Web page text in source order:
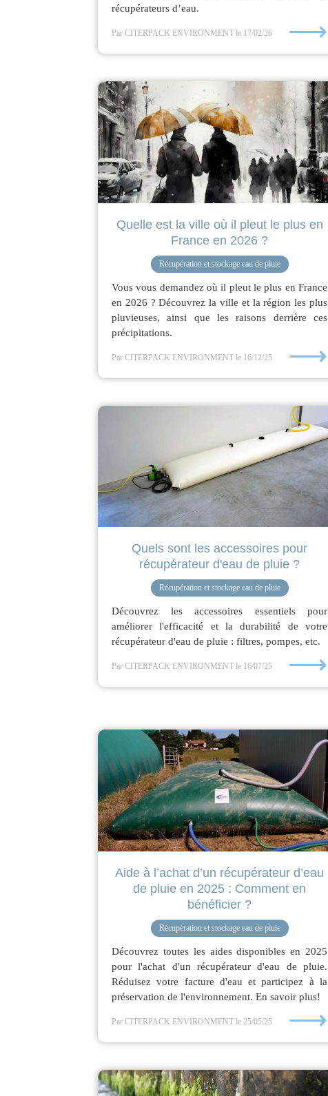
récupérateurs d’eau.
Par CITERPACK ENVIRONMENT le 17/02/26 ⟶
Quelle est la ville où il pleut le plus en
France en 2026 ?
Récupération et stockage eau de pluie
Vous vous demandez où il pleut le plus en France
en 2026 ? Découvrez la ville et la région les plus
pluvieuses, ainsi que les raisons derrière ces
précipitations.
Par CITERPACK ENVIRONMENT le 16/12/25 ⟶
Quels sont les accessoires pour
récupérateur d'eau de pluie ?
Récupération et stockage eau de pluie
Découvrez les accessoires essentiels pour
améliorer l'efficacité et la durabilité de votre
récupérateur d'eau de pluie : filtres, pompes, etc.
Par CITERPACK ENVIRONMENT le 16/07/25 ⟶
Aide à l’achat d’un récupérateur d’eau
de pluie en 2025 : Comment en
bénéficier ?
Récupération et stockage eau de pluie
Découvrez toutes les aides disponibles en 2025
pour l'achat d'un récupérateur d'eau de pluie.
Réduisez votre facture d'eau et participez à la
préservation de l'environnement. En savoir plus!
Par CITERPACK ENVIRONMENT le 25/05/25 ⟶